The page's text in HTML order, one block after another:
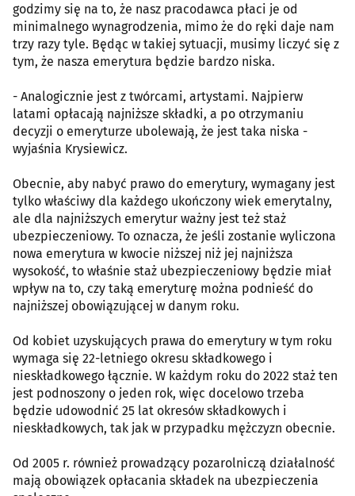
godzimy się na to, że nasz pracodawca płaci je od
minimalnego wynagrodzenia, mimo że do ręki daje nam
trzy razy tyle. Będąc w takiej sytuacji, musimy liczyć się z
tym, że nasza emerytura będzie bardzo niska.
- Analogicznie jest z twórcami, artystami. Najpierw
latami opłacają najniższe składki, a po otrzymaniu
decyzji o emeryturze ubolewają, że jest taka niska -
wyjaśnia Krysiewicz.
Obecnie, aby nabyć prawo do emerytury, wymagany jest
tylko właściwy dla każdego ukończony wiek emerytalny,
ale dla najniższych emerytur ważny jest też staż
ubezpieczeniowy. To oznacza, że jeśli zostanie wyliczona
nowa emerytura w kwocie niższej niż jej najniższa
wysokość, to właśnie staż ubezpieczeniowy będzie miał
wpływ na to, czy taką emeryturę można podnieść do
najniższej obowiązującej w danym roku.
Od kobiet uzyskujących prawa do emerytury w tym roku
wymaga się 22-letniego okresu składkowego i
nieskładkowego łącznie. W każdym roku do 2022 staż ten
jest podnoszony o jeden rok, więc docelowo trzeba
będzie udowodnić 25 lat okresów składkowych i
nieskładkowych, tak jak w przypadku mężczyzn obecnie.
Od 2005 r. również prowadzący pozarolniczą działalność
mają obowiązek opłacania składek na ubezpieczenia